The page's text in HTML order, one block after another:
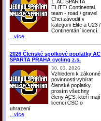
1. AC SPARTA
ELITE/ Continental
team - road / gravel
Chci závodit v
kategorii Elite a U23 /
Continentání licencí.
...více
2026 Členské spolkové poplatky AC
SPARTA PRAHA cycling z.s.
30. 03. 2026
Vzhledem k zákonné
povinnosti vybírat
členské poplatky,
prosím všechny
členy ACS, kteří mají
licenci ČSC o
uhrazení
...více